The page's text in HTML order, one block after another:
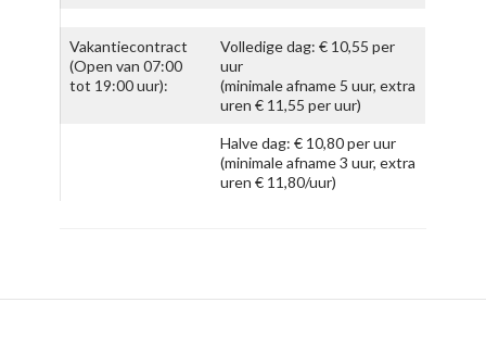
Vakantiecontract
(Open van 07:00
tot 19:00 uur):
Volledige dag: € 10,55 per
uur
(minimale afname 5 uur, extra
uren € 11,55 per uur)
Halve dag: € 10,80 per uur
(minimale afname 3 uur, extra
uren € 11,80/uur)